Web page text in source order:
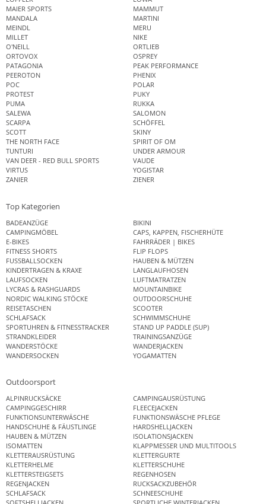
MAIER SPORTS
MAMMUT
MANDALA
MARTINI
MEINDL
MERU
MILLET
NIKE
O'NEILL
ORTLIEB
ORTOVOX
OSPREY
PATAGONIA
PEAK PERFORMANCE
PEEROTON
PHENIX
POC
POLAR
PROTEST
PUKY
PUMA
RUKKA
SALEWA
SALOMON
SCARPA
SCHÖFFEL
SCOTT
SKINY
THE NORTH FACE
SPIRIT OF OM
TUNTURI
UNDER ARMOUR
VAN DEER - RED BULL SPORTS
VAUDE
VIRTUS
YOGISTAR
ZANIER
ZIENER
Top Kategorien
BADEANZÜGE
BIKINI
CAMPINGMÖBEL
CAPS, KAPPEN, FISCHERHÜTE
E-BIKES
FAHRRÄDER | BIKES
FITNESS SHORTS
FLIP FLOPS
FUSSBALLSOCKEN
HAUBEN & MÜTZEN
KINDERTRAGEN & KRAXE
LANGLAUFHOSEN
LAUFSOCKEN
LUFTMATRATZEN
LYCRAS & RASHGUARDS
MOUNTAINBIKE
NORDIC WALKING STÖCKE
OUTDOORSCHUHE
REISETASCHEN
SCOOTER
SCHLAFSACK
SCHWIMMSCHUHE
SPORTUHREN & FITNESSTRACKER
STAND UP PADDLE (SUP)
STRANDKLEIDER
TRAININGSANZÜGE
WANDERSTÖCKE
WANDERJACKEN
WANDERSOCKEN
YOGAMATTEN
Outdoorsport
ALPINRUCKSÄCKE
CAMPINGAUSRÜSTUNG
CAMPINGGESCHIRR
FLEECEJACKEN
FUNKTIONSUNTERWÄSCHE
FUNKTIONSWÄSCHE PFLEGE
HANDSCHUHE & FÄUSTLINGE
HARDSHELLJACKEN
HAUBEN & MÜTZEN
ISOLATIONSJACKEN
ISOMATTEN
KLAPPMESSER UND MULTITOOLS
KLETTERAUSRÜSTUNG
KLETTERGURTE
KLETTERHELME
KLETTERSCHUHE
KLETTERSTEIGSETS
REGENHOSEN
REGENJACKEN
RUCKSACKZUBEHÖR
SCHLAFSACK
SCHNEESCHUHE